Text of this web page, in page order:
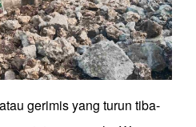
gerimis yang turun tiba-